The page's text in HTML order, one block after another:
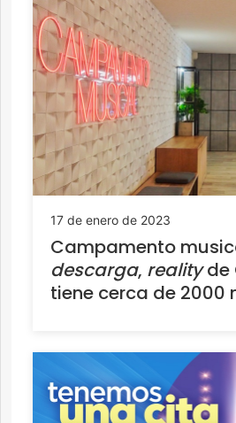
17 de enero de 2023
Campamento
descarga, realityde
tiene cerca de 2000